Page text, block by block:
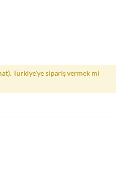
Türkiye'ye sipariş vermek mi